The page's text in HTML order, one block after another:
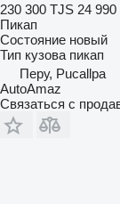
230 300 TJS 24 990
Пикап
Состояние новый
Тип кузова пикап
Перу, Pucallpa
AutoAmaz
Связаться с